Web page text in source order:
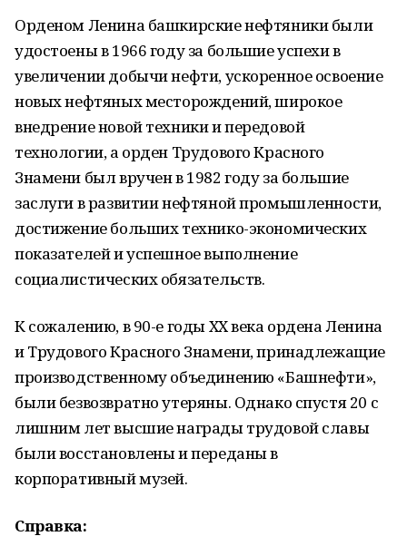
Орденом Ленина башкирские нефтяники были
удостоены в 1966 году за большие успехи в
увеличении добычи нефти, ускоренное освоение
новых нефтяных месторождений, широкое
внедрение новой техники и передовой
технологии, а орден Трудового Красного
Знамени был вручен в 1982 году за большие
заслуги в развитии нефтяной промышленности,
достижение больших технико-экономических
показателей и успешное выполнение
социалистических обязательств.
К сожалению, в 90-е годы XX века ордена Ленина
и Трудового Красного Знамени, принадлежащие
производственному объединению «Башнефти»,
были безвозвратно утеряны. Однако спустя 20 с
лишним лет высшие награды трудовой славы
были восстановлены и переданы в
корпоративный музей.
Справка: